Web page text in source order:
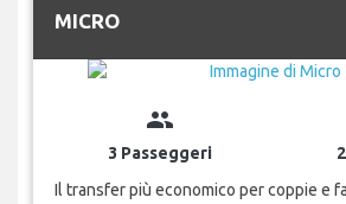
MICRO
group
3 Passeggeri
Il transfer più economico per coppie e